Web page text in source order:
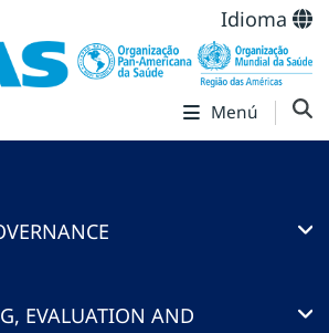
Idioma
Menú
EVALUATION AND